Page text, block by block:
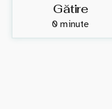
Gătire
0 minute